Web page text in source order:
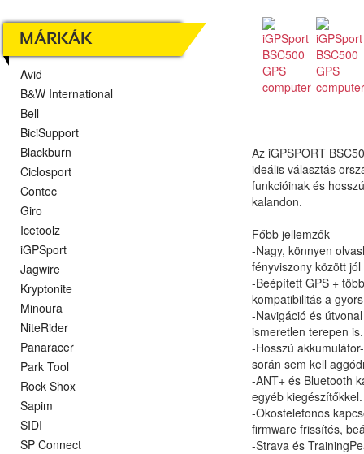
MÁRKÁK
Avid
B&W International
Bell
BiciSupport
Blackburn
Ciclosport
Contec
Giro
Icetoolz
iGPSport
Jagwire
Kryptonite
Minoura
NiteRider
Panaracer
Park Tool
Rock Shox
Sapim
SIDI
SP Connect
Az iGPSPORT
ideális választás
funkcióinak és
kalandon.
Főbb jellemzők
-Nagy, könnyen
fényviszony között
-Beépített GPS +
kompatibilitás a
-Navigáció és
ismeretlen terepen is.
-Hosszú
során sem kell
-ANT+ és Bluetooth
egyéb kiegészítőkkel.
-Okostelefonos
firmware frissítés,
-Strava és